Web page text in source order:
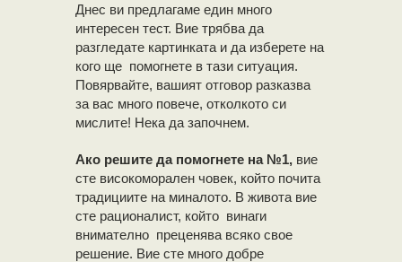
Днес ви предлагаме един много
интересен тест. Вие трябва да
разгледате картинката и да изберете на
кого ще помогнете в тази ситуация.
Повярвайте, вашият отговор разказва
за вас много повече, отколкото си
мислите! Нека да започнем.
Ако решите да помогнете на №1, вие
сте високоморален човек, който почита
традициите на миналото. В живота вие
сте рационалист, който винаги
внимателно преценява всяко свое
решение. Вие сте много добре